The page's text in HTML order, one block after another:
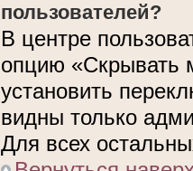
пользователей?
В центре
опцию «Скрывать
установить
видны только
Для всех